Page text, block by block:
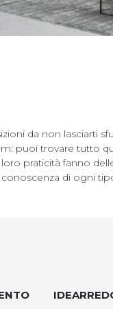
da non lasciarti
puoi trovare tutto
praticità fanno
conoscenza di ogni